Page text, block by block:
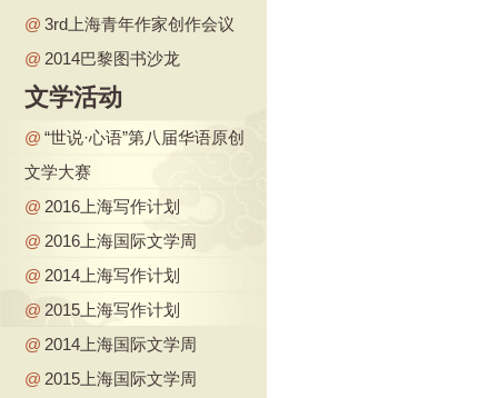
@ 3rd上海青年作家创作会议
@ 2014巴黎图书沙龙
文学活动
@ “世说·心语”第八届华语原创
文学大赛
@ 2016上海写作计划
@ 2016上海国际文学周
@ 2014上海写作计划
@ 2015上海写作计划
@ 2014上海国际文学周
@ 2015上海国际文学周